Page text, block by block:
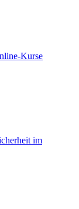
Kurse
im